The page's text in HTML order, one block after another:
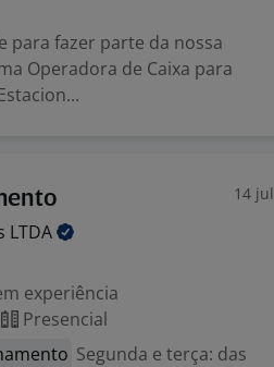
para fazer parte da nossa
Operadora de Caixa para
14 jul
LTDA
experiência
Presencial
Segunda e terça: das